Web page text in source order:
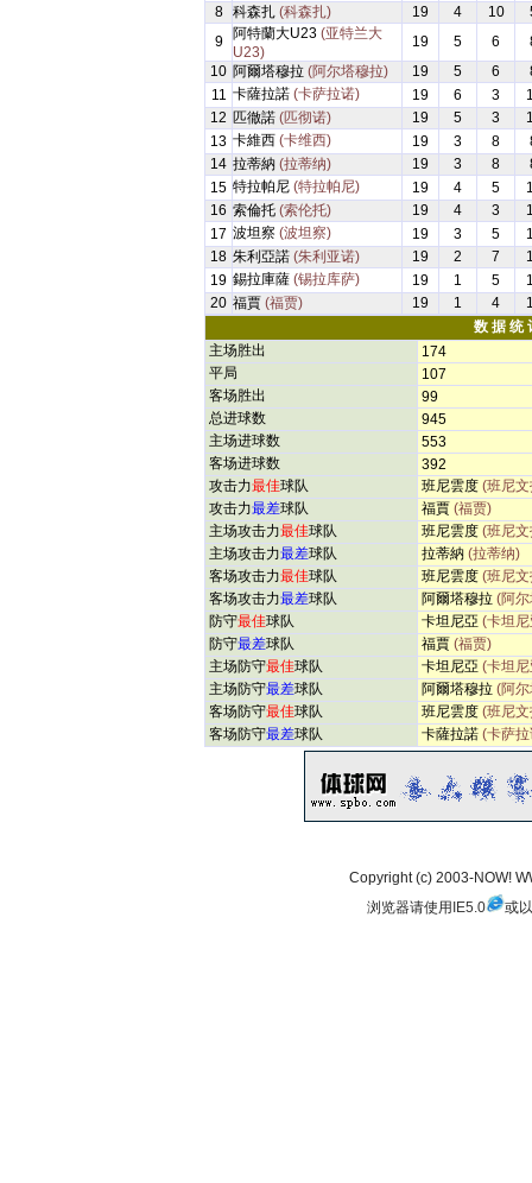
8
科森扎 (科森扎) 19 4 10
9
阿特蘭大U23 (亚特兰大
U23)
19 5 6
10 阿爾塔穆拉 (阿尔塔穆拉) 19 5 6
11 卡薩拉諾 (卡萨拉诺) 19 6 3
12 匹徹諾 (匹彻诺) 19 5 3
13 卡維西 (卡维西) 19 3 8
14 拉蒂納 (拉蒂纳) 19 3 8
15 特拉帕尼 (特拉帕尼) 19 4 5
16 索倫托 (索伦托) 19 4 3
17 波坦察 (波坦察) 19 3 5
18 朱利亞諾 (朱利亚诺) 19 2 7
19 錫拉庫薩 (锡拉库萨) 19 1 5
20 福賈 (福贾) 19 1 4
数 据 统
主场胜出
174
平局
107
客场胜出
99
总进球数
945
主场进球数
553
客场进球数
392
攻击力最佳球队 班尼雲度 (班尼
攻击力最差球队 福賈 (福贾)
主场攻击力最佳球队 班尼雲度 (班尼
主场攻击力最差球队 拉蒂納 (拉蒂纳)
客场攻击力最佳球队 班尼雲度 (班尼
客场攻击力最差球队 阿爾塔穆拉 (阿
防守最佳球队 卡坦尼亞 (卡坦
防守最差球队 福賈 (福贾)
主场防守最佳球队 卡坦尼亞 (卡坦
主场防守最差球队 阿爾塔穆拉 (阿
客场防守最佳球队 班尼雲度 (班尼
客场防守最差球队 卡薩拉諾 (卡萨
Copyright (c) 2003-NOW!
浏览器请使用 IE5.0 或